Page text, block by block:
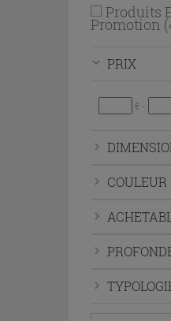
pour
replier
développer
menu.
Produits
Promotion (
PRIX
€ -
COULEUR